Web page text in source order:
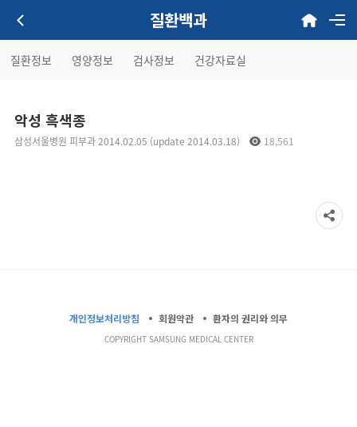
질환백과
질환정보 영양정보 검사정보 건강자료실
악성 흑색종
삼성서울병원 피부과 2014.02.05 (update 2014.03.18) 18,561
개인정보처리방침 회원약관 환자의 권리와 의무
COPYRIGHT SAMSUNG MEDICAL CENTER